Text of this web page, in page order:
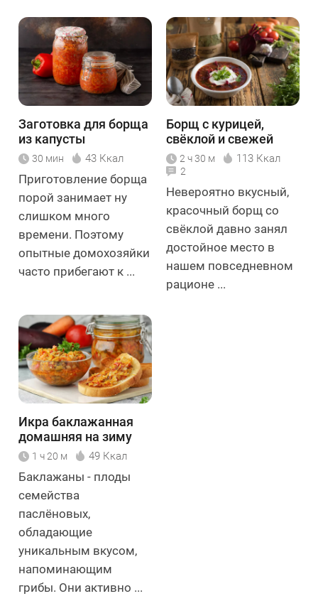
Заготовка для борща
из капусты
30 мин 43 Ккал
Приготовление борща
порой занимает ну
слишком много
времени. Поэтому
опытные домохозяйки
часто прибегают к ...
Борщ с курицей,
свёклой и свежей
капустой
2 ч 30 м 113 Ккал
2
Невероятно вкусный,
красочный борщ со
свёклой давно занял
достойное место в
нашем повседневном
рационе ...
Икра баклажанная
домашняя на зиму
1 ч 20 м 49 Ккал
Баклажаны - плоды
семейства
паслёновых,
обладающие
уникальным вкусом,
напоминающим
грибы. Они активно ...